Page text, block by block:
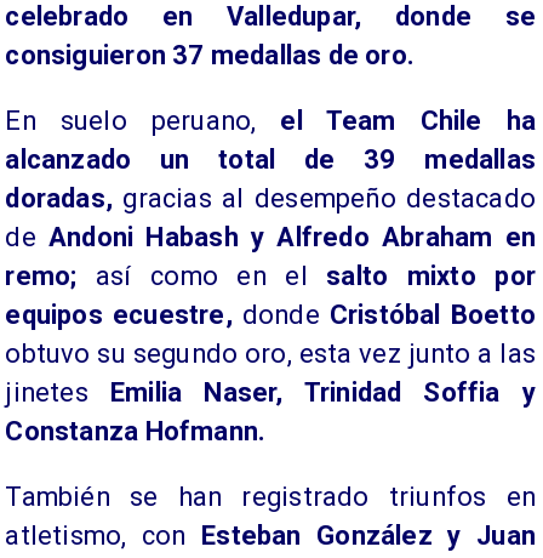
celebrado en Valledupar, donde se
consiguieron 37 medallas de oro.
En suelo peruano, el Team Chile ha
alcanzado un total de 39 medallas
doradas, gracias al desempeño destacado
deAndoni Habash y Alfredo Abraham en
remo; así como en el salto mixto por
equipos ecuestre, donde Cristóbal Boetto
obtuvo su segundo oro, esta vez junto a las
jinetes
Emilia Naser, Trinidad Soffia y
Constanza Hofmann.
También se han registrado triunfos en
atletismo, con
Esteban González y Juan